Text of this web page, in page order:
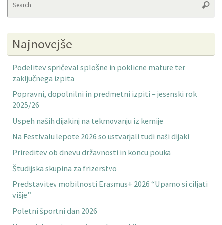
Najnovejše
Podelitev spričeval splošne in poklicne mature ter
zaključnega izpita
Popravni, dopolnilni in predmetni izpiti – jesenski rok
2025/26
Uspeh naših dijakinj na tekmovanju iz kemije
Na Festivalu lepote 2026 so ustvarjali tudi naši dijaki
Prireditev ob dnevu državnosti in koncu pouka
Študijska skupina za frizerstvo
Predstavitev mobilnosti Erasmus+ 2026 “Upamo si ciljati
višje”
Poletni športni dan 2026